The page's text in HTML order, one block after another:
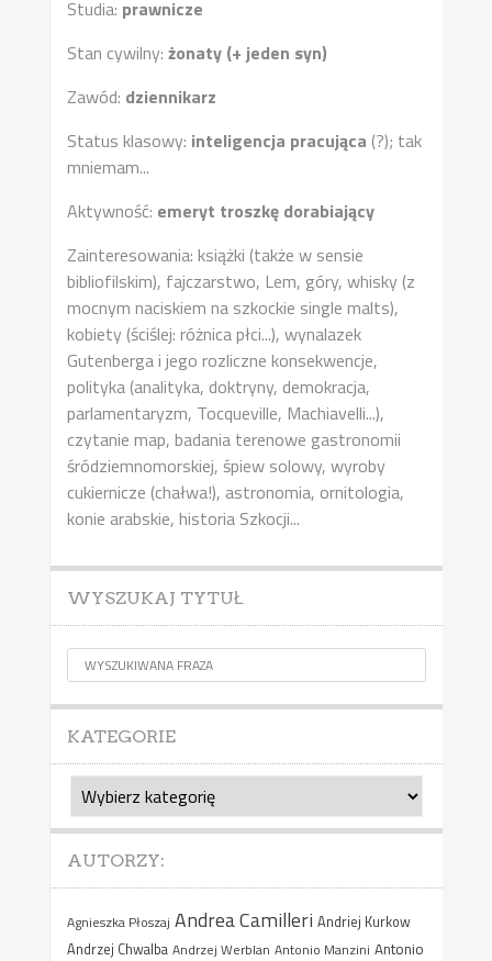
Studia: prawnicze
Stan cywilny: żonaty (+ jeden syn)
Zawód: dziennikarz
Status klasowy: inteligencja pracująca (?); tak
mniemam...
Aktywność: emeryt troszkę dorabiający
Zainteresowania: książki (także w sensie
bibliofilskim), fajczarstwo, Lem, góry, whisky (z
mocnym naciskiem na szkockie single malts),
kobiety (ściślej: różnica płci...), wynalazek
Gutenberga i jego rozliczne konsekwencje,
polityka (analityka, doktryny, demokracja,
parlamentaryzm, Tocqueville, Machiavelli...),
czytanie map, badania terenowe gastronomii
śródziemnomorskiej, śpiew solowy, wyroby
cukiernicze (chałwa!), astronomia, ornitologia,
konie arabskie, historia Szkocji...
WYSZUKAJ TYTUŁ
KATEGORIE
Kategorie
AUTORZY:
Agnieszka Płoszaj Andrea Camilleri Andriej Kurkow
Andrzej Chwalba Andrzej Werblan Antonio Manzini Antonio